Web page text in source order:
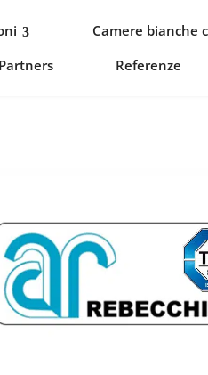
Camere bianche
Partners
Referenze